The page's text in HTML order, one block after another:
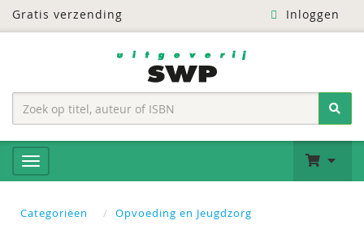
Gratis verzending Inloggen
Categoriëen
Opvoeding en Jeugdzorg